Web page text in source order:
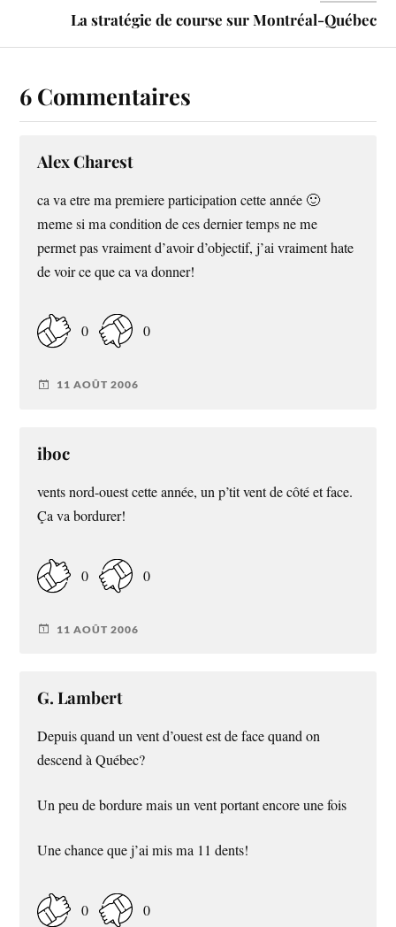
La stratégie de course sur Montréal-Québec
6 Commentaires
Alex Charest
ca va etre ma premiere participation cette année 🙂
meme si ma condition de ces dernier temps ne me
permet pas vraiment d’avoir d’objectif, j’ai vraiment hate
de voir ce que ca va donner!
0 0
11 AOÛT 2006
iboc
vents nord-ouest cette année, un p’tit vent de côté et face.
Ça va bordurer!
0 0
11 AOÛT 2006
G. Lambert
Depuis quand un vent d’ouest est de face quand on
descend à Québec?
Un peu de bordure mais un vent portant encore une fois
Une chance que j’ai mis ma 11 dents!
0 0